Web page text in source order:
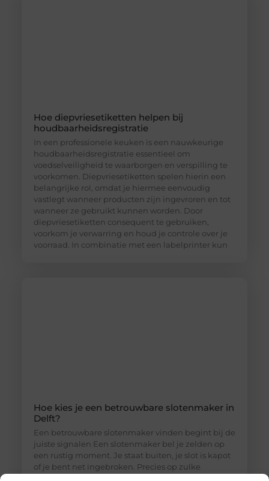
Hoe diepvriesetiketten helpen bij
houdbaarheidsregistratie
In een professionele keuken is een nauwkeurige
houdbaarheidsregistratie essentieel om
voedselveiligheid te waarborgen en verspilling te
voorkomen. Diepvriesetiketten spelen hierin een
belangrijke rol, omdat je hiermee eenvoudig
vastlegt wanneer producten zijn ingevroren en tot
wanneer ze gebruikt kunnen worden. Door
diepvriesetiketten consequent te gebruiken,
voorkom je verwarring en houd je controle over je
voorraad. In combinatie met een labelprinter kun
Hoe kies je een betrouwbare slotenmaker in
Delft?
Een betrouwbare slotenmaker vinden begint bij de
juiste signalen Een slotenmaker bel je zelden op
een rustig moment. Je staat buiten, je slot is kapot
of je bent net ingebroken. Precies op zulke